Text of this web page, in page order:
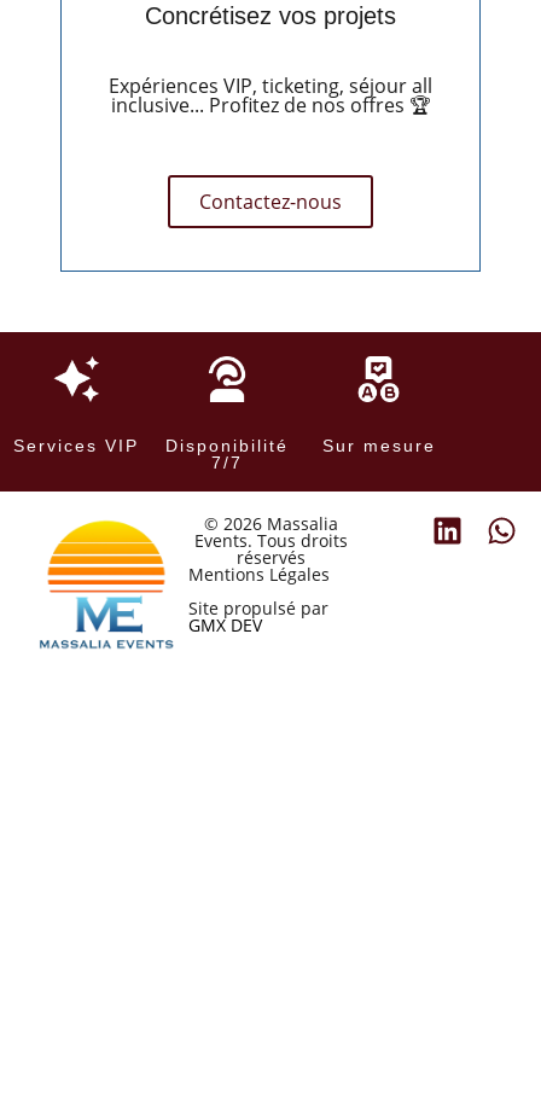
Concrétisez vos projets
Expériences VIP, ticketing, séjour all
inclusive... Profitez de nos offres 🏆
Contactez-nous
Services VIP
Disponibilité
7/7
Sur mesure
© 2026 Massalia
Events. Tous droits
réservés
Mentions Légales
Site propulsé par
GMX DEV